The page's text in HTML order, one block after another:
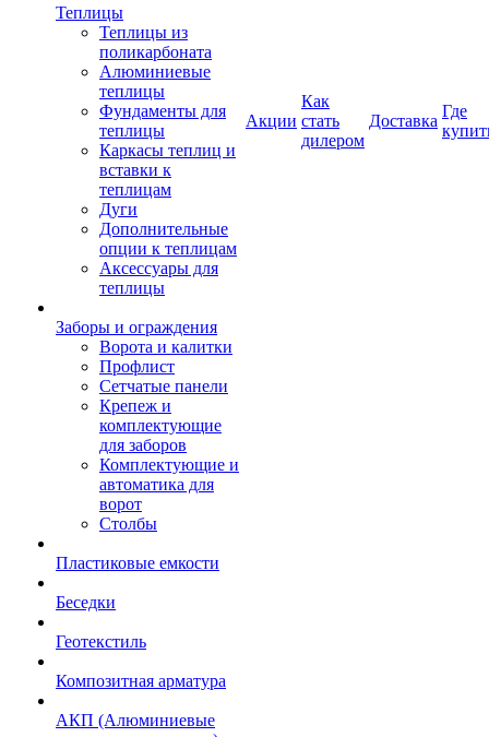
Теплицы
Теплицы из
поликарбоната
Алюминиевые
теплицы
Фундаменты для
теплицы
Каркасы теплиц и
вставки к
теплицам
Дуги
Дополнительные
опции к теплицам
Аксессуары для
теплицы
Заборы и ограждения
Ворота и калитки
Профлист
Сетчатые панели
Крепеж и
комплектующие
для заборов
Комплектующие и
автоматика для
ворот
Столбы
Пластиковые емкости
Беседки
Геотекстиль
Композитная арматура
АКП (Алюминиевые
Акции
Как
стать
дилером
Доставка
Где